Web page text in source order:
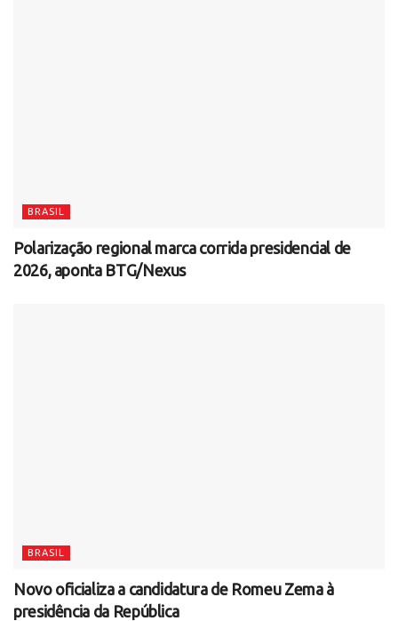
BRASIL
Polarização regional marca corrida presidencial de
2026, aponta BTG/Nexus
BRASIL
Novo oficializa a candidatura de Romeu Zema à
presidência da República